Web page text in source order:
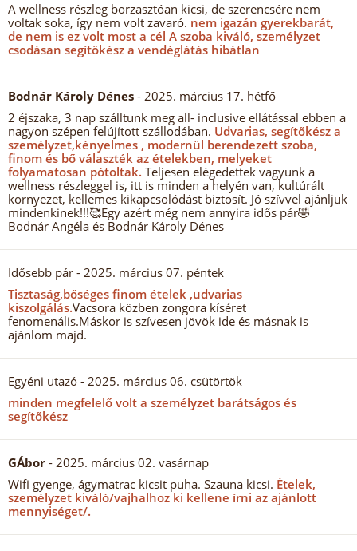
A wellness részleg borzasztóan kicsi, de szerencsére nem
voltak soka, így nem volt zavaró. nem igazán gyerekbarát,
de nem is ez volt most a cél A szoba kiváló, személyzet
csodásan segítőkész a vendéglátás hibátlan
Bodnár Károly Dénes - 2025. március 17. hétfő
2 éjszaka, 3 nap szálltunk meg all- inclusive ellátással ebben a
nagyon szépen felújított szállodában. Udvarias, segítőkész a
személyzet,kényelmes , modernül berendezett szoba,
finom és bő választék az ételekben, melyeket
folyamatosan pótoltak. Teljesen elégedettek vagyunk a
wellness részleggel is, itt is minden a helyén van, kultúrált
környezet, kellemes kikapcsolódást biztosít. Jó szívvel ajánljuk
mindenkinek!!!🥰Egy azért még nem annyira idős pár🤣
Bodnár Angéla és Bodnár Károly Dénes
Idősebb pár - 2025. március 07. péntek
Tisztaság,bőséges finom ételek ,udvarias
kiszolgálás.Vacsora közben zongora kíséret
fenomenális.Máskor is szívesen jövök ide és másnak is
ajánlom majd.
Egyéni utazó - 2025. március 06. csütörtök
minden megfelelő volt a személyzet barátságos és
segítőkész
GÁbor - 2025. március 02. vasárnap
Wifi gyenge, ágymatrac kicsit puha. Szauna kicsi. Ételek,
személyzet kiváló/vajhalhoz ki kellene írni az ajánlott
mennyiséget/.